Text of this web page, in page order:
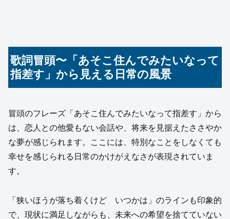
歌詞冒頭〜「あそこ住んでみたいなって
指差す」から見える日常の風景
冒頭のフレーズ「あそこ住んでみたいなって指差す」から
は、恋人との他愛もない会話や、将来を見据えたささやか
な夢が感じられます。ここには、特別なことをしなくても
幸せを感じられる日常のかけがえなさが表現されていま
す。
「狭いほうが落ち着くけど いつかは」のラインも印象的
で、現状に満足しながらも、未来への希望を捨てていない